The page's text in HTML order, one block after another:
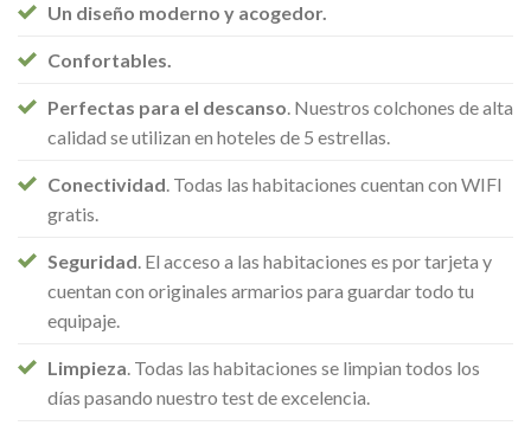
Un diseño moderno y acogedor.
Confortables.
Perfectas para el descanso. Nuestros colchones de alta
calidad se utilizan en hoteles de 5 estrellas.
Conectividad. Todas las habitaciones cuentan con WIFI
gratis.
Seguridad. El acceso a las habitaciones es por tarjeta y
cuentan con originales armarios para guardar todo tu
equipaje.
Limpieza. Todas las habitaciones se limpian todos los
días pasando nuestro test de excelencia.